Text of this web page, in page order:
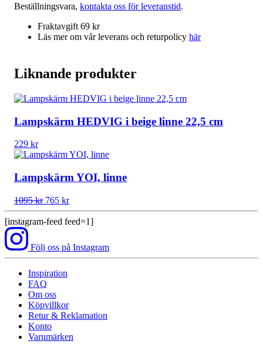
Beställningsvara, kontakta oss för leveranstid.
Fraktavgift 69 kr
Läs mer om vår leverans och returpolicy här
Liknande produkter
Lampskärm HEDVIG i beige linne 22,5 cm
229 kr
Lampskärm YOI, linne
1095kr Det
ursprungliga
priset
1095 kr.
765 krDet
nuvarande
priset
765 kr.
[instagram-feed feed=1]
Följ oss på Instagram
Inspiration
FAQ
Om oss
Köpvillkor
Retur & Reklamation
Konto
Varumärken